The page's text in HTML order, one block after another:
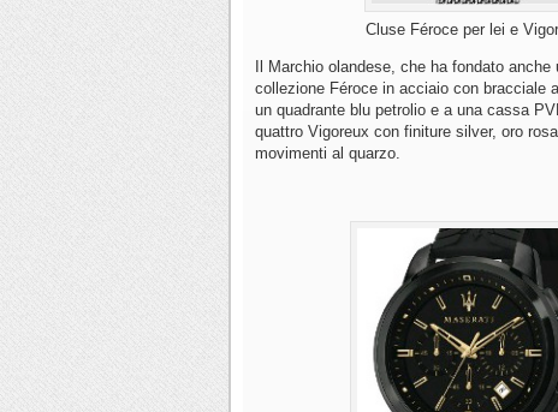
Cluse Féroce per lei e
Il Marchio olandese, che ha fondato
collezione Féroce in acciaio con bracciale
un quadrante blu petrolio e a una cassa
quattro Vigoreux con finiture silver, oro
movimenti al quarzo.